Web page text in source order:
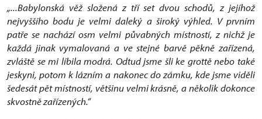
„...Babylonská věž složená z tří set dvou schodů, z jejíhož
nejvyššího bodu je velmi daleký a široký výhled. V prvním
patře se nachází osm velmi půvabných místností, z nichž je
každá jinak vymalovaná a ve stejné barvě pěkně zařízená,
zvláště se mi líbila modrá. Odtud jsme šli ke grottě nebo také
jeskyni, potom k lázním a nakonec do zámku, kde jsme viděli
šedesát pět místností, většinu velmi krásně, a několik dokonce
skvostně zařízených.“